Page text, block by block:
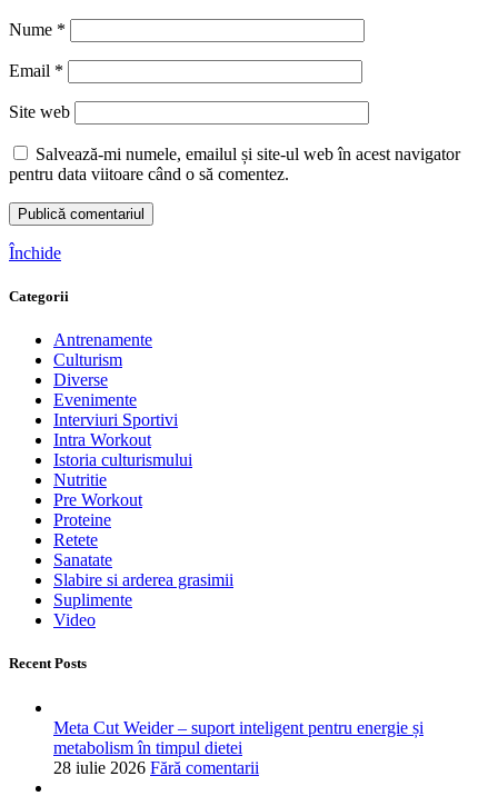
Nume *
Email *
Site web
Salvează-mi numele, emailul și site-ul web în acest navigator
pentru data viitoare când o să comentez.
Închide
Categorii
Antrenamente
Culturism
Diverse
Evenimente
Interviuri Sportivi
Intra Workout
Istoria culturismului
Nutritie
Pre Workout
Proteine
Retete
Sanatate
Slabire si arderea grasimii
Suplimente
Video
Recent Posts
Meta Cut Weider – suport inteligent pentru energie și
metabolism în timpul dietei
28 iulie 2026 Fără comentarii